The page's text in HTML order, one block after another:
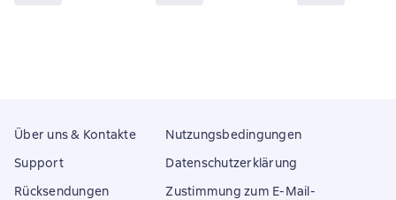
Über uns & Kontakte
Support
Rücksendungen
Nutzungsbedingungen
Datenschutzerklärung
Zustimmung zum E-Mail-